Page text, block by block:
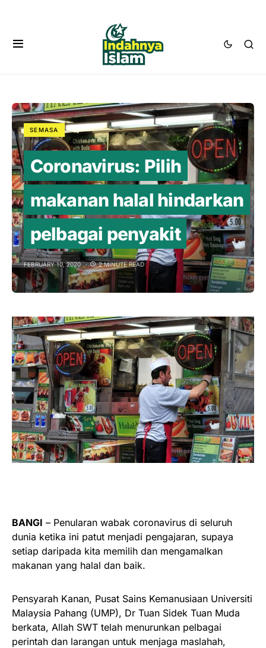
SEMASA
Coronavirus: Pilih
makanan halal hindarkan
pelbagai penyakit
FEBRUARY 10, 2020 2 MINUTE READ
BANGI – Penularan wabak coronavirus di seluruh
dunia ketika ini patut menjadi pengajaran, supaya
setiap daripada kita memilih dan mengamalkan
makanan yang halal dan baik.
Pensyarah Kanan, Pusat Sains Kemanusiaan Universiti
Malaysia Pahang (UMP), Dr Tuan Sidek Tuan Muda
berkata, Allah SWT telah menurunkan pelbagai
perintah dan larangan untuk menjaga maslahah,